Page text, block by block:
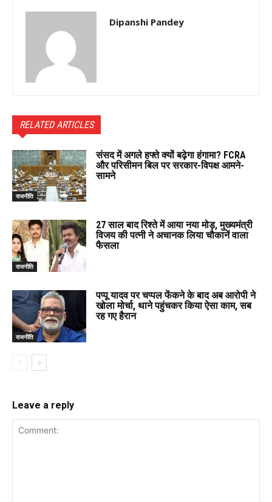
Dipanshi Pandey
RELATED ARTICLES
राजनीति
संसद में अगले हफ्ते क्यों बढ़ेगा हंगामा? FCRA
और परिसीमन बिल पर सरकार-विपक्ष आमने-
सामने
राजनीति
27 साल बाद रिश्ते में आया नया मोड़, मुख्यमंत्री
विजय की पत्नी ने अचानक लिया चौकानें वाला
फैसला
राजनीति
पप्पू यादव पर चप्पल फेंकने के बाद अब आरोपी ने
खोला मोर्चा, थाने पहुंचकर किया ऐसा काम, सब
रह गए हैरान
Leave a reply